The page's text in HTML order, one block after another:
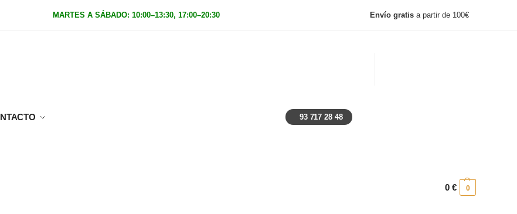
MARTES A SÁBADO: 10:00–13:30, 17:00–20:30| Envío gratis a partir de 100€
93 717 28 48
0€ 0